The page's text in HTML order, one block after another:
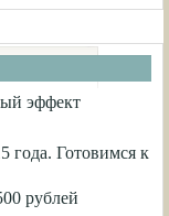
эффект
года. Готовимся к
рублей